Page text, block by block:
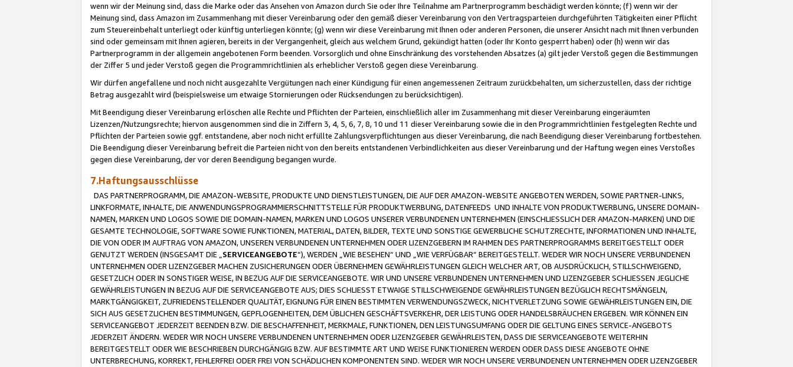
wenn wir der Meinung sind, dass die Marke oder das Ansehen von Amazon durch Sie oder Ihre Teilnahme am Partnerprogramm beschädigt werden könnte; (f) wenn wir der
Meinung sind, dass Amazon im Zusammenhang mit dieser Vereinbarung oder den gemäß dieser Vereinbarung von den Vertragsparteien durchgeführten Tätigkeiten einer Pflicht
zum Steuereinbehalt unterliegt oder künftig unterliegen könnte; (g) wenn wir diese Vereinbarung mit Ihnen oder anderen Personen, die unserer Ansicht nach mit Ihnen verbunden
sind oder gemeinsam mit Ihnen agieren, bereits in der Vergangenheit, gleich aus welchem Grund, gekündigt hatten (oder Ihr Konto gesperrt haben) oder (h) wenn wir das
Partnerprogramm in der allgemein angebotenen Form beenden. Vorsorglich und ohne Einschränkung des vorstehenden Absatzes (a) gilt jeder Verstoß gegen die Bestimmungen
der Ziffer 5 und jeder Verstoß gegen die Programmrichtlinien als erheblicher Verstoß gegen diese Vereinbarung.
Wir dürfen angefallene und noch nicht ausgezahlte Vergütungen nach einer Kündigung für einen angemessenen Zeitraum zurückbehalten, um sicherzustellen, dass der richtige
Betrag ausgezahlt wird (beispielsweise um etwaige Stornierungen oder Rücksendungen zu berücksichtigen).
Mit Beendigung dieser Vereinbarung erlöschen alle Rechte und Pflichten der Parteien, einschließlich aller im Zusammenhang mit dieser Vereinbarung eingeräumten
Lizenzen/Nutzungsrechte; hiervon ausgenommen sind die in Ziffern 3, 4, 5, 6, 7, 8, 10 und 11 dieser Vereinbarung sowie die in den Programmrichtlinien festgelegten Rechte und
Pflichten der Parteien sowie ggf. entstandene, aber noch nicht erfüllte Zahlungsverpflichtungen aus dieser Vereinbarung, die nach Beendigung dieser Vereinbarung fortbestehen.
Die Beendigung dieser Vereinbarung befreit die Parteien nicht von den bereits entstandenen Verbindlichkeiten aus dieser Vereinbarung und der Haftung wegen eines Verstoßes
gegen diese Vereinbarung, der vor deren Beendigung begangen wurde.
7.Haftungsausschlüsse
DAS PARTNERPROGRAMM, DIE AMAZON-WEBSITE, PRODUKTE UND DIENSTLEISTUNGEN, DIE AUF DER AMAZON-WEBSITE ANGEBOTEN WERDEN, SOWIE PARTNER-LINKS,
LINKFORMATE, INHALTE, DIE ANWENDUNGSPROGRAMMIERSCHNITTSTELLE FÜR PRODUKTWERBUNG, DATENFEEDS UND INHALTE VON PRODUKTWERBUNG, UNSERE DOMAIN-
NAMEN, MARKEN UND LOGOS SOWIE DIE DOMAIN-NAMEN, MARKEN UND LOGOS UNSERER VERBUNDENEN UNTERNEHMEN (EINSCHLIESSLICH DER AMAZON-MARKEN) UND DIE
GESAMTE TECHNOLOGIE, SOFTWARE SOWIE FUNKTIONEN, MATERIAL, DATEN, BILDER, TEXTE UND SONSTIGE GEWERBLICHE SCHUTZRECHTE, INFORMATIONEN UND INHALTE,
DIE VON ODER IM AUFTRAG VON AMAZON, UNSEREN VERBUNDENEN UNTERNEHMEN ODER LIZENZGEBERN IM RAHMEN DES PARTNERPROGRAMMS BEREITGESTELLT ODER
GENUTZT WERDEN (INSGESAMT DIE „ SERVICEANGEBOTE“), WERDEN „WIE BESEHEN“ UND „WIE VERFÜGBAR“ BEREITGESTELLT. WEDER WIR NOCH UNSERE VERBUNDENEN
UNTERNEHMEN ODER LIZENZGEBER MACHEN ZUSICHERUNGEN ODER ÜBERNEHMEN GEWÄHRLEISTUNGEN GLEICH WELCHER ART, OB AUSDRÜCKLICH, STILLSCHWEIGEND,
GESETZLICH ODER IN SONSTIGER WEISE, IN BEZUG AUF DIE SERVICEANGEBOTE. WIR UND UNSERE VERBUNDENEN UNTERNEHMEN UND LIZENZGEBER SCHLIESSEN JEGLICHE
GEWÄHRLEISTUNGEN IN BEZUG AUF DIE SERVICEANGEBOTE AUS; DIES SCHLIESST ETWAIGE STILLSCHWEIGENDE GEWÄHRLEISTUNGEN BEZÜGLICH RECHTSMÄNGELN,
MARKTGÄNGIGKEIT, ZUFRIEDENSTELLENDER QUALITÄT, EIGNUNG FÜR EINEN BESTIMMTEN VERWENDUNGSZWECK, NICHTVERLETZUNG SOWIE GEWÄHRLEISTUNGEN EIN, DIE
SICH AUS GESETZLICHEN BESTIMMUNGEN, GEPFLOGENHEITEN, DEM ÜBLICHEN GESCHÄFTSVERKEHR, DER LEISTUNG ODER HANDELSBRÄUCHEN ERGEBEN. WIR KÖNNEN EIN
SERVICEANGEBOT JEDERZEIT BEENDEN BZW. DIE BESCHAFFENHEIT, MERKMALE, FUNKTIONEN, DEN LEISTUNGSUMFANG ODER DIE GELTUNG EINES SERVICE-ANGEBOTS
JEDERZEIT ÄNDERN. WEDER WIR NOCH UNSERE VERBUNDENEN UNTERNEHMEN ODER LIZENZGEBER GEWÄHRLEISTEN, DASS DIE SERVICEANGEBOTE WEITERHIN
BEREITGESTELLT ODER WIE BESCHRIEBEN DURCHGÄNGIG BZW. AUF BESTIMMTE ART UND WEISE FUNKTIONIEREN WERDEN ODER DASS DIESE ANGEBOTE OHNE
UNTERBRECHUNG, KORREKT, FEHLERFREI ODER FREI VON SCHÄDLICHEN KOMPONENTEN SIND. WEDER WIR NOCH UNSERE VERBUNDENEN UNTERNEHMEN ODER LIZENZGEBER